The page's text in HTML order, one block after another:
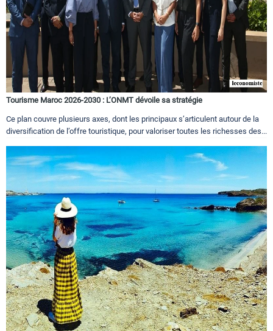
Tourisme Maroc 2026-2030 : L’ONMT dévoile sa stratégie
Ce plan couvre plusieurs axes, dont les principaux s’articulent autour de la
diversification de l’offre touristique, pour valoriser toutes les richesses des...